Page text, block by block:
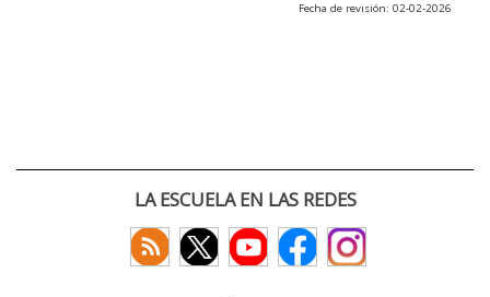
Fecha de revisión: 02-02-2026
LA ESCUELA EN LAS REDES